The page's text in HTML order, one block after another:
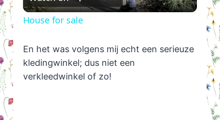
Video
House for sale
En het was volgens mij echt een serieuze
kledingwinkel; dus niet een
verkleedwinkel of zo!